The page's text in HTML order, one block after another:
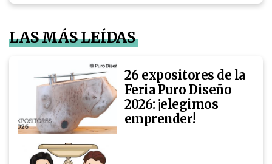
LAS MÁS LEÍDAS
26 expositores de la
Feria Puro Diseño
2026: ¡elegimos
emprender!